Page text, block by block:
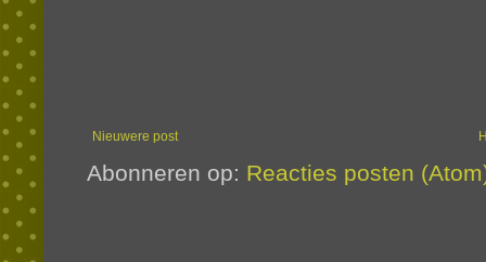
Nieuwere post
Abonneren op: Reacties posten